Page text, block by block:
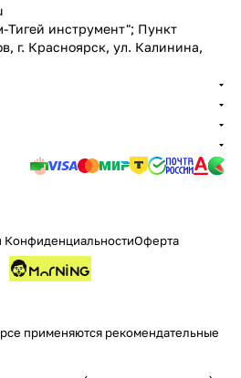
Тигей инструмент"; Пункт
г. Красноярск, ул. Калинина,
КонфиденциальностиОферта
применяются рекомендательные